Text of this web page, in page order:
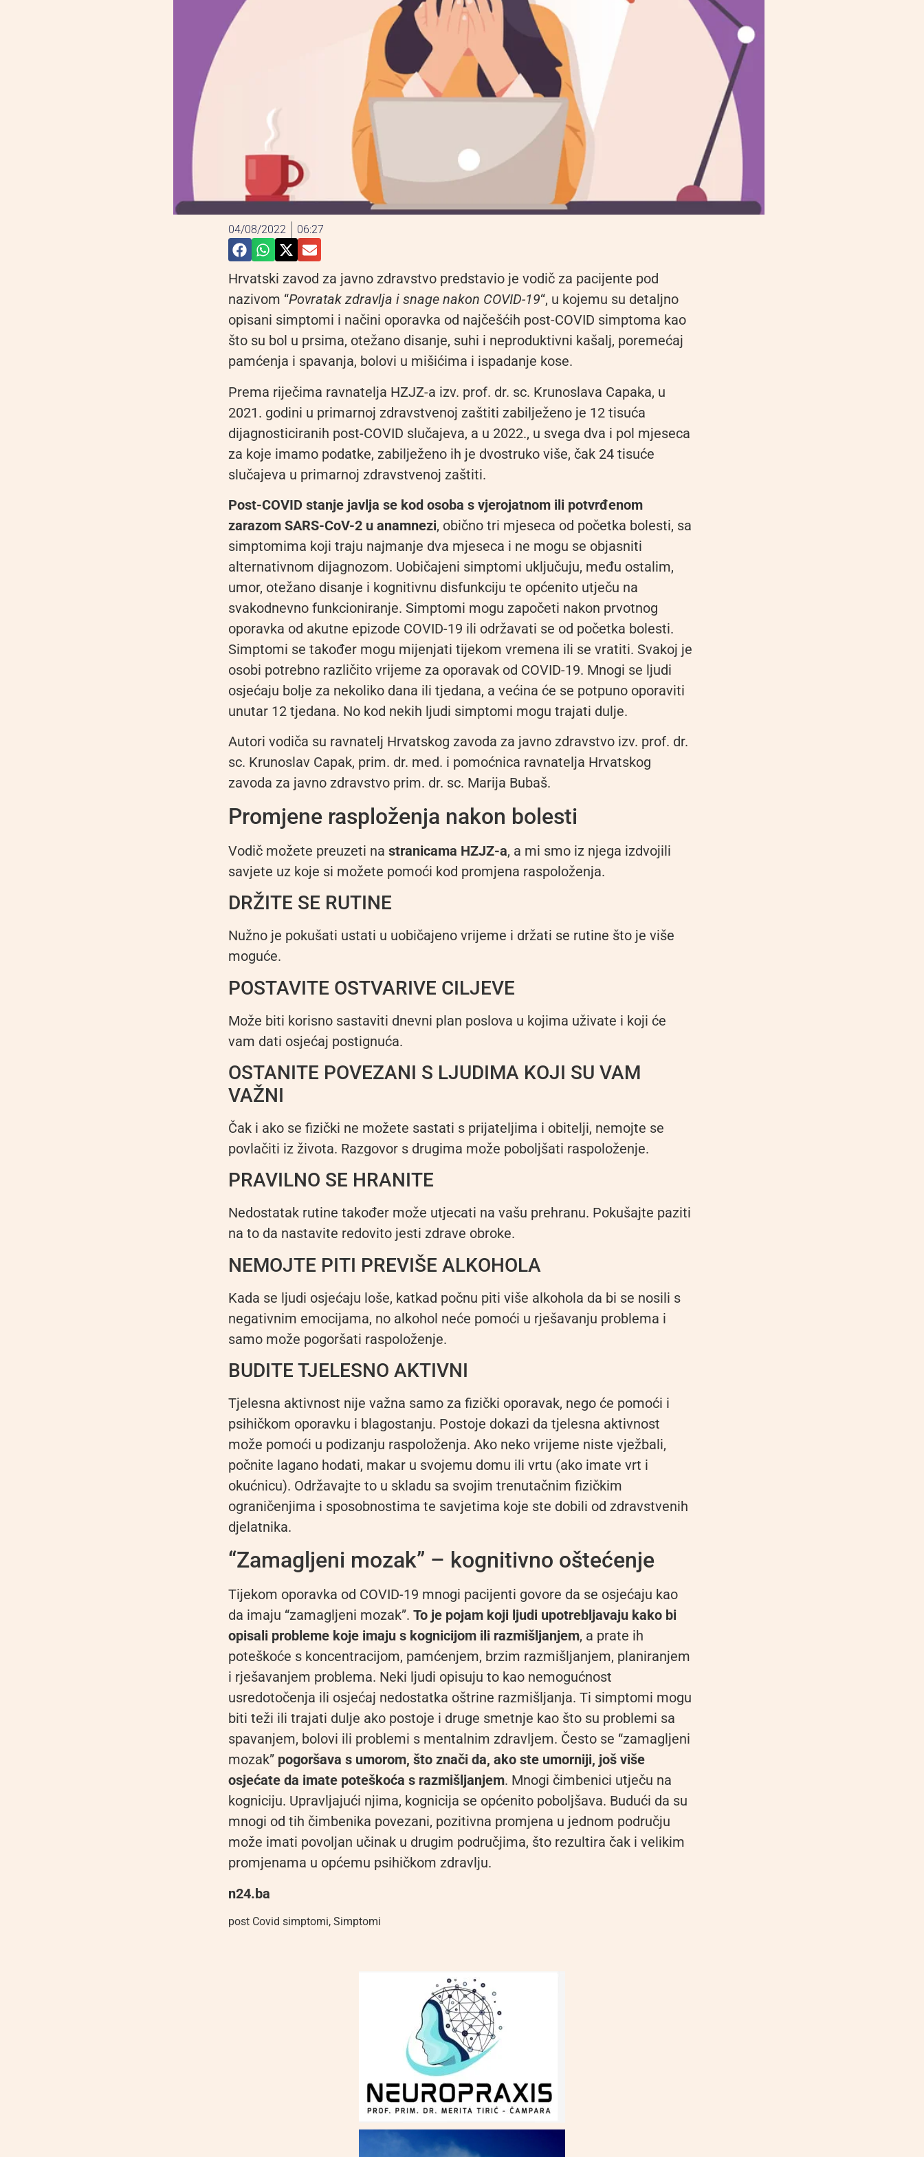
04/08/2022 06:27
Hrvatski zavod za javno zdravstvo predstavio je vodič za pacijente pod
nazivom “Povratak zdravlja i snage nakon COVID-19“, u kojemu su detaljno
opisani simptomi i načini oporavka od najčešćih post-COVID simptoma kao
što su bol u prsima, otežano disanje, suhi i neproduktivni kašalj, poremećaj
pamćenja i spavanja, bolovi u mišićima i ispadanje kose.
Prema riječima ravnatelja HZJZ-a izv. prof. dr. sc. Krunoslava Capaka, u
2021. godini u primarnoj zdravstvenoj zaštiti zabilježeno je 12 tisuća
dijagnosticiranih post-COVID slučajeva, a u 2022., u svega dva i pol mjeseca
za koje imamo podatke, zabilježeno ih je dvostruko više, čak 24 tisuće
slučajeva u primarnoj zdravstvenoj zaštiti.
Post-COVID stanje javlja se kod osoba s vjerojatnom ili potvrđenom
zarazom SARS-CoV-2 u anamnezi, obično tri mjeseca od početka bolesti, sa
simptomima koji traju najmanje dva mjeseca i ne mogu se objasniti
alternativnom dijagnozom. Uobičajeni simptomi uključuju, među ostalim,
umor, otežano disanje i kognitivnu disfunkciju te općenito utječu na
svakodnevno funkcioniranje. Simptomi mogu započeti nakon prvotnog
oporavka od akutne epizode COVID-19 ili održavati se od početka bolesti.
Simptomi se također mogu mijenjati tijekom vremena ili se vratiti. Svakoj je
osobi potrebno različito vrijeme za oporavak od COVID-19. Mnogi se ljudi
osjećaju bolje za nekoliko dana ili tjedana, a većina će se potpuno oporaviti
unutar 12 tjedana. No kod nekih ljudi simptomi mogu trajati dulje.
Autori vodiča su ravnatelj Hrvatskog zavoda za javno zdravstvo izv. prof. dr.
sc. Krunoslav Capak, prim. dr. med. i pomoćnica ravnatelja Hrvatskog
zavoda za javno zdravstvo prim. dr. sc. Marija Bubaš.
Promjene rasploženja nakon bolesti
Vodič možete preuzeti na stranicama HZJZ-a, a mi smo iz njega izdvojili
savjete uz koje si možete pomoći kod promjena raspoloženja.
DRŽITE SE RUTINE
Nužno je pokušati ustati u uobičajeno vrijeme i držati se rutine što je više
moguće.
POSTAVITE OSTVARIVE CILJEVE
Može biti korisno sastaviti dnevni plan poslova u kojima uživate i koji će
vam dati osjećaj postignuća.
OSTANITE POVEZANI S LJUDIMA KOJI SU VAM
VAŽNI
Čak i ako se fizički ne možete sastati s prijateljima i obitelji, nemojte se
povlačiti iz života. Razgovor s drugima može poboljšati raspoloženje.
PRAVILNO SE HRANITE
Nedostatak rutine također može utjecati na vašu prehranu. Pokušajte paziti
na to da nastavite redovito jesti zdrave obroke.
NEMOJTE PITI PREVIŠE ALKOHOLA
Kada se ljudi osjećaju loše, katkad počnu piti više alkohola da bi se nosili s
negativnim emocijama, no alkohol neće pomoći u rješavanju problema i
samo može pogoršati raspoloženje.
BUDITE TJELESNO AKTIVNI
Tjelesna aktivnost nije važna samo za fizički oporavak, nego će pomoći i
psihičkom oporavku i blagostanju. Postoje dokazi da tjelesna aktivnost
može pomoći u podizanju raspoloženja. Ako neko vrijeme niste vježbali,
počnite lagano hodati, makar u svojemu domu ili vrtu (ako imate vrt i
okućnicu). Održavajte to u skladu sa svojim trenutačnim fizičkim
ograničenjima i sposobnostima te savjetima koje ste dobili od zdravstvenih
djelatnika.
“Zamagljeni mozak” – kognitivno oštećenje
Tijekom oporavka od COVID-19 mnogi pacijenti govore da se osjećaju kao
da imaju “zamagljeni mozak”. To je pojam koji ljudi upotrebljavaju kako bi
opisali probleme koje imaju s kognicijom ili razmišljanjem, a prate ih
poteškoće s koncentracijom, pamćenjem, brzim razmišljanjem, planiranjem
i rješavanjem problema. Neki ljudi opisuju to kao nemogućnost
usredotočenja ili osjećaj nedostatka oštrine razmišljanja. Ti simptomi mogu
biti teži ili trajati dulje ako postoje i druge smetnje kao što su problemi sa
spavanjem, bolovi ili problemi s mentalnim zdravljem. Često se “zamagljeni
mozak” pogoršava s umorom, što znači da, ako ste umorniji, još više
osjećate da imate poteškoća s razmišljanjem. Mnogi čimbenici utječu na
kogniciju. Upravljajući njima, kognicija se općenito poboljšava. Budući da su
mnogi od tih čimbenika povezani, pozitivna promjena u jednom području
može imati povoljan učinak u drugim područjima, što rezultira čak i velikim
promjenama u općemu psihičkom zdravlju.
n24.ba
post Covid simptomi, Simptomi